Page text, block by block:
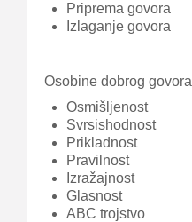
Priprema govora
Izlaganje govora
Osobine dobrog govora
Osmišljenost
Svrsishodnost
Prikladnost
Pravilnost
Izražajnost
Glasnost
ABC trojstvo